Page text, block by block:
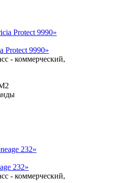
Protect 9990»
- коммерческий,
232»
- коммерческий,